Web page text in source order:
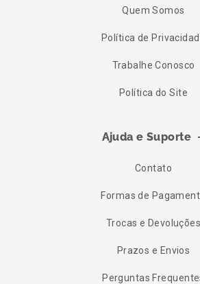
Quem Somos
Política de
Trabalhe Conosco
Política do Site
Ajuda e Suporte
Contato
Formas de
Trocas e Devoluções
Prazos e Envios
Perguntas